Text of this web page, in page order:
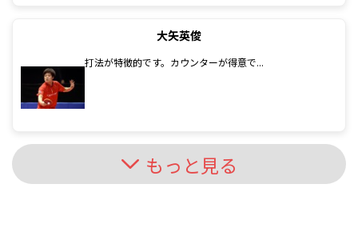
大矢英俊
打法が特徴的です。カウンターが得意で...
もっと見る